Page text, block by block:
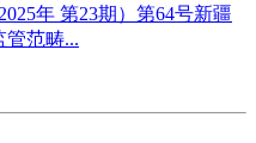
年 第23期）第64号新疆
管范畴...